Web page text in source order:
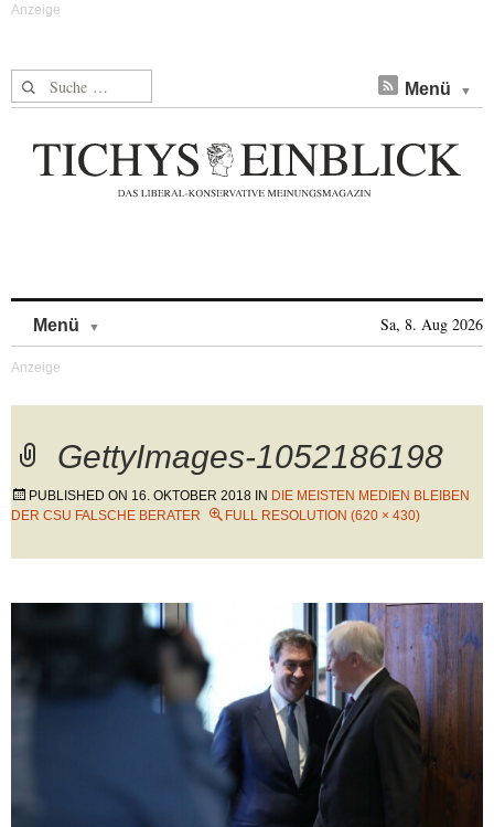
Suche nach: Menü
Menü Sa, 8. Aug 2026
GettyImages-1052186198
PUBLISHED ON 16. OKTOBER 2018 IN DIE MEISTEN MEDIEN BLEIBEN
DER CSU FALSCHE BERATER
FULL RESOLUTION (620 × 430)